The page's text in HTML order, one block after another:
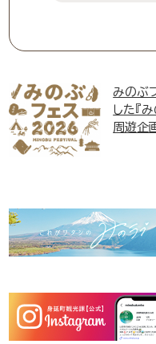
みのぶ
した『
周遊企